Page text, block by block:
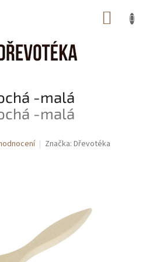
-malá
-malá
Značka: Dřevotéka